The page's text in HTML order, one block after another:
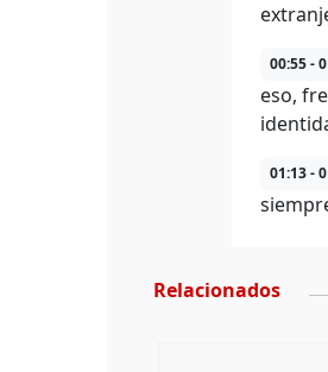
00:55 -
eso,
01:13 -
Relacionados